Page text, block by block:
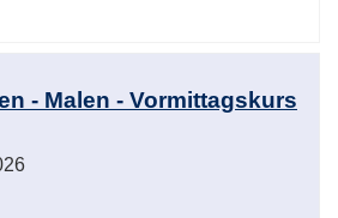
- Malen - Vormittagskurs